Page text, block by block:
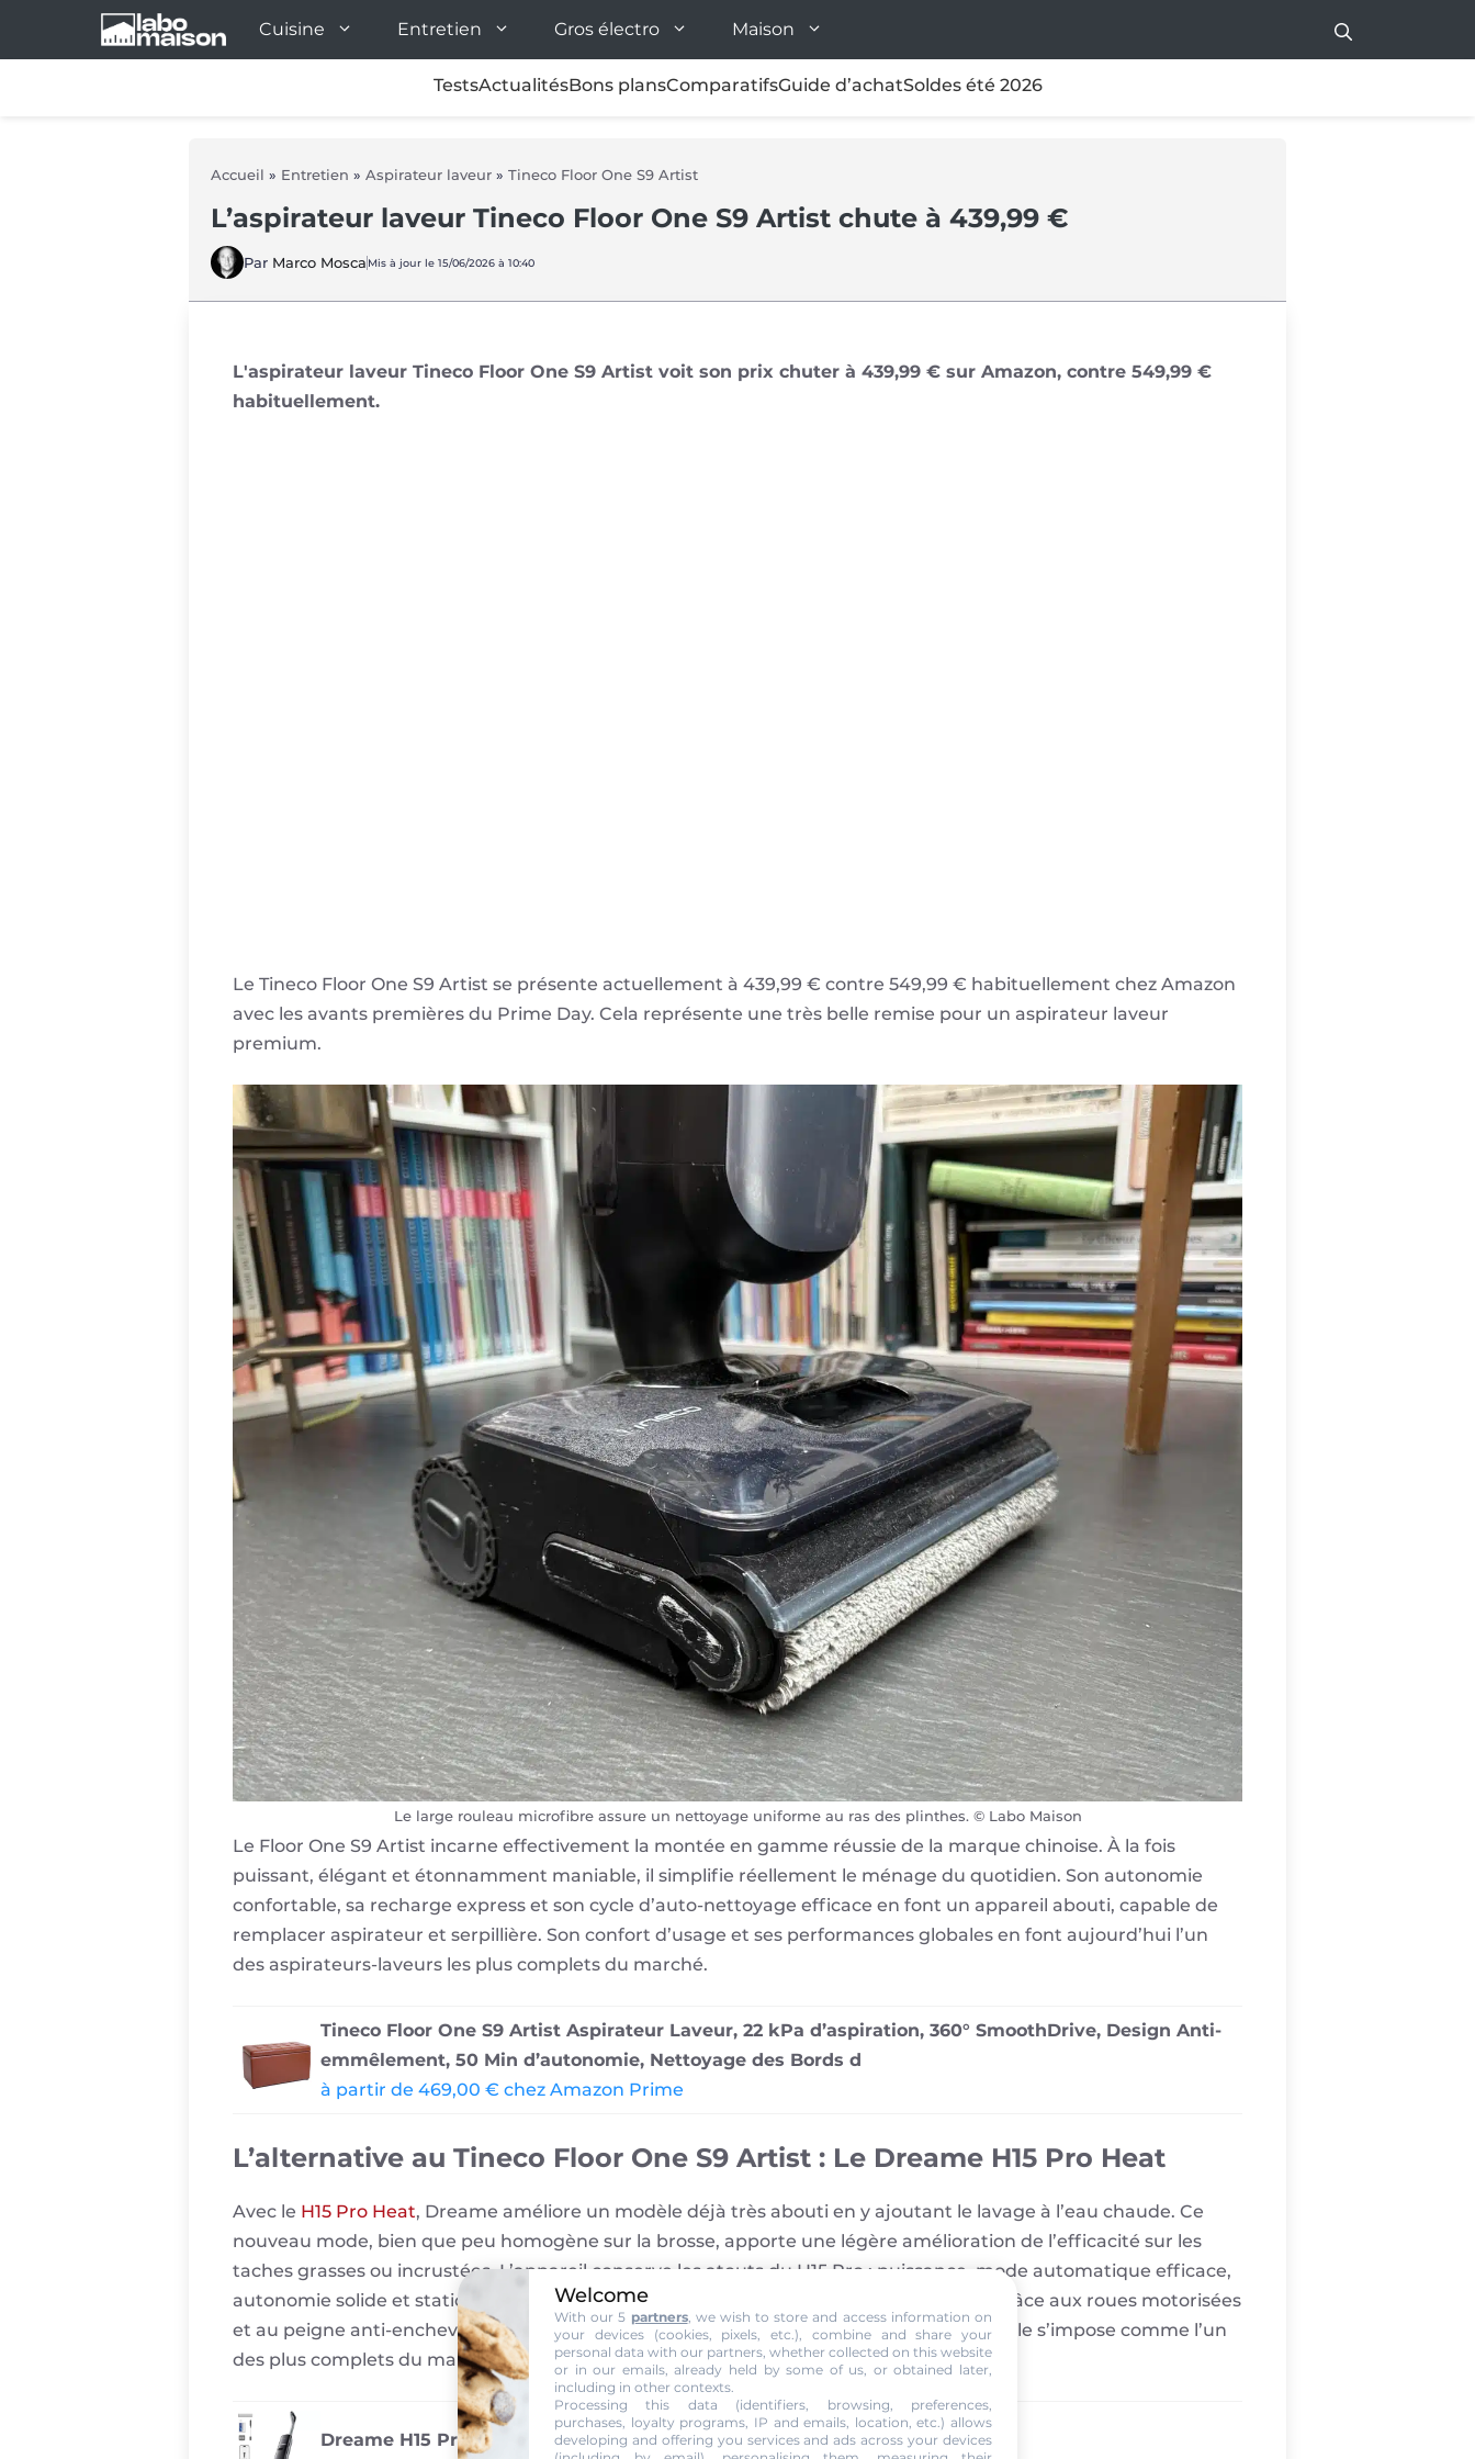
Cuisine Entretien Gros électro Maison
TestsActualitésBons plansComparatifsGuide d’achatSoldes été 2026
Accueil » Entretien » Aspirateur laveur » Tineco Floor One S9 Artist
L’aspirateur laveur Tineco Floor One S9 Artist chute à 439,99 €
Par Marco Mosca Mis à jour le 15/06/2026 à 10:40
L'aspirateur laveur Tineco Floor One S9 Artist voit son prix chuter à 439,99 € sur Amazon, contre 549,99 €
habituellement.
Le Tineco Floor One S9 Artist se présente actuellement à 439,99 € contre 549,99 € habituellement chez Amazon
avec les avants premières du Prime Day. Cela représente une très belle remise pour un aspirateur laveur
premium.
Le large rouleau microfibre assure un nettoyage uniforme au ras des plinthes. © Labo Maison
Le Floor One S9 Artist incarne effectivement la montée en gamme réussie de la marque chinoise. À la fois
puissant, élégant et étonnamment maniable, il simplifie réellement le ménage du quotidien. Son autonomie
confortable, sa recharge express et son cycle d’auto-nettoyage efficace en font un appareil abouti, capable de
remplacer aspirateur et serpillière. Son confort d’usage et ses performances globales en font aujourd’hui l’un
des aspirateurs-laveurs les plus complets du marché.
Tineco Floor One S9 Artist Aspirateur Laveur, 22 kPa d’aspiration, 360° SmoothDrive, Design Anti-
emmêlement, 50 Min d’autonomie, Nettoyage des Bords d
à partir de 469,00 € chez Amazon Prime
L’alternative au Tineco Floor One S9 Artist : Le Dreame H15 Pro Heat
Avec le H15 Pro Heat, Dreame améliore un modèle déjà très abouti en y ajoutant le lavage à l’eau chaude. Ce
nouveau mode, bien que peu homogène sur la brosse, apporte une légère amélioration de l’efficacité sur les
taches grasses ou incrustées. L’appareil conserve les atouts du H15 Pro : puissance, mode automatique efficace,
autonomie solide et station de nettoyage performante. L’ergonomie progresse aussi grâce aux roues motorisées
et au peigne anti-enchevêtrement. Quelques détails restent perfectibles, mais ce modèle s’impose comme l’un
des plus complets du marché.
Dreame H15 Pro Heat
Welcome
With our 5 partners, we wish to store and access information on
your devices (cookies, pixels, etc.), combine and share your
personal data with our partners, whether collected on this website
or in our emails, already held by some of us, or obtained later,
including in other contexts.
Processing this data (identifiers, browsing, preferences,
purchases, loyalty programs, IP and emails, location, etc.) allows
developing and offering you services and ads across your devices